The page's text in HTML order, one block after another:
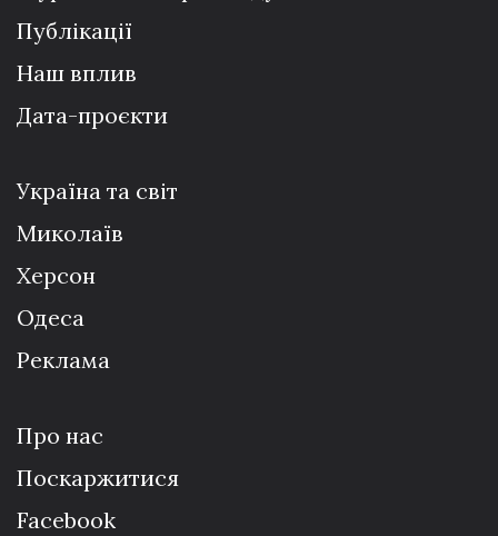
Публікації
Наш вплив
Дата-проєкти
Україна та світ
Миколаїв
Херсон
Одеса
Реклама
Про нас
Поскаржитися
Facebook